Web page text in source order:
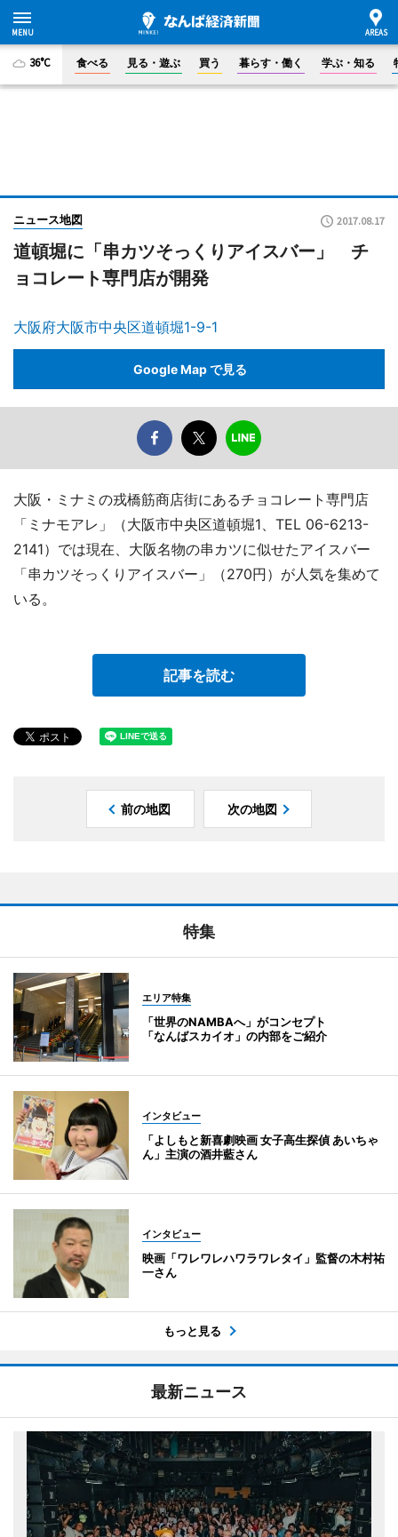
36°C 食べる 見る・遊ぶ 買う 暮らす・働く 学ぶ・知る
ニュース地図 2017.08.17
道頓堀に「串カツそっくりアイスバー」 チ
ョコレート専門店が開発
大阪府大阪市中央区道頓堀1-9-1
Google Map で見る
大阪・ミナミの戎橋筋商店街にあるチョコレート専門店
「ミナモアレ」（大阪市中央区道頓堀1、TEL 06-6213-
2141）では現在、大阪名物の串カツに似せたアイスバー
「串カツそっくりアイスバー」（270円）が人気を集めて
いる。
記事を読む
前の地図 次の地図
特集
エリア特集
「世界のNAMBAへ」がコンセプト
「なんばスカイオ」の内部をご紹介
インタビュー
「よしもと新喜劇映画 女子高生探偵 あいちゃ
ん」主演の酒井藍さん
インタビュー
映画「ワレワレハワラワレタイ」監督の木村祐
一さん
もっと見る
最新ニュース